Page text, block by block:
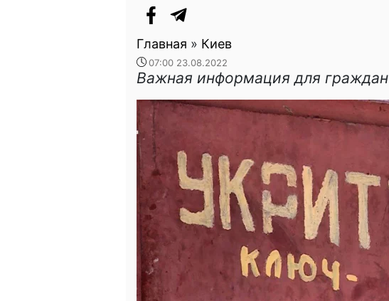
Главная » Киев
07:00 23.08.2022
Важная информация для граждан